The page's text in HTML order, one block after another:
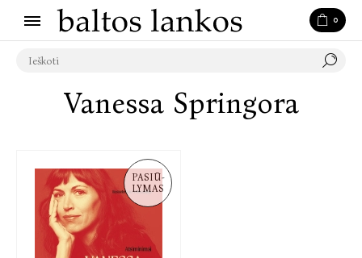
0
Vanessa Springora
PASIŪ-
LYMAS